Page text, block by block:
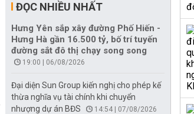
ĐỌC NHIỀU NHẤT
Hưng Yên sắp xây đường Phố Hiến -
Hưng Hà gần 16.500 tỷ, bố trí tuyến
đường sắt đô thị chạy song song
19:00 | 06/08/2026
Đại diện Sun Group kiến nghị cho phép kế
thừa nghĩa vụ tài chính khi chuyển
nhượng dự án BĐS
14:54 | 07/08/2026